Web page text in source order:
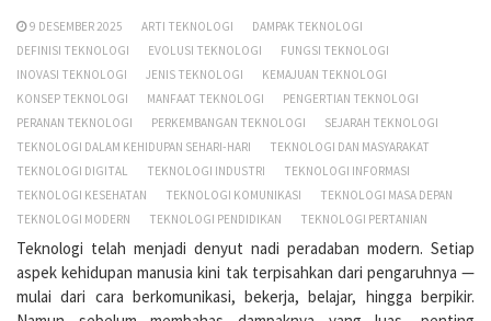
9 DESEMBER 2025 ARTI TEKNOLOGI
DAMPAK TEKNOLOGI
DEFINISI TEKNOLOGI
EVOLUSI TEKNOLOGI
FUNGSI TEKNOLOGI
INOVASI TEKNOLOGI
JENIS TEKNOLOGI
KEMAJUAN TEKNOLOGI
KONSEP TEKNOLOGI
MANFAAT TEKNOLOGI
PENGERTIAN TEKNOLOGI
PERANAN TEKNOLOGI
PERKEMBANGAN TEKNOLOGI
SEJARAH TEKNOLOGI
TEKNOLOGI DALAM KEHIDUPAN SEHARI-HARI
TEKNOLOGI DAN MASYARAKAT
TEKNOLOGI DIGITAL
TEKNOLOGI INDUSTRI
TEKNOLOGI INFORMASI
TEKNOLOGI KESEHATAN
TEKNOLOGI KOMUNIKASI
TEKNOLOGI MASA DEPAN
TEKNOLOGI MODERN
TEKNOLOGI PENDIDIKAN TEKNOLOGI PERTANIAN
Teknologi telah menjadi denyut nadi peradaban modern. Setiap
aspek kehidupan manusia kini tak terpisahkan dari pengaruhnya —
mulai dari cara berkomunikasi, bekerja, belajar, hingga berpikir.